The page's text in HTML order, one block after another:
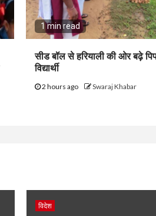
1 min read
सीड बॉल से हरियाली की ओर बढ़े
विद्यार्थी
2 hours ago Swaraj Khabar
विदेश